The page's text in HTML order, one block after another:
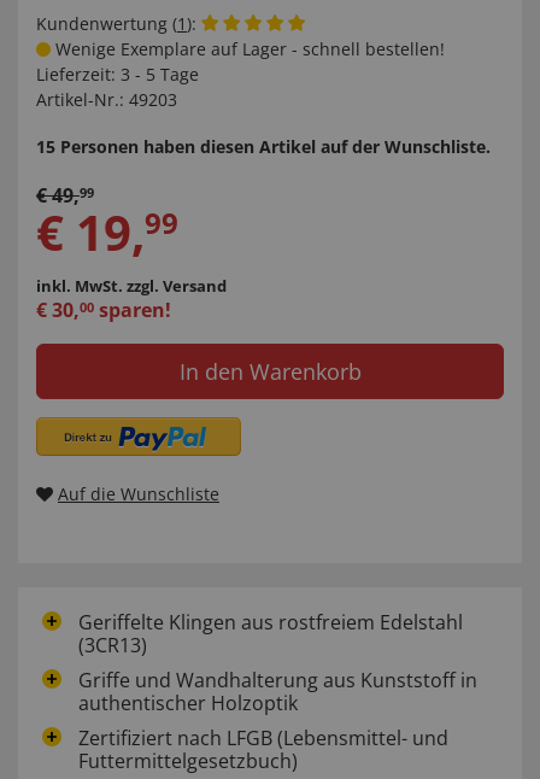
Kundenwertung (1):
Wenige Exemplare auf Lager - schnell bestellen!
Lieferzeit: 3 - 5 Tage
Artikel-Nr.: 49203
15 Personen haben diesen Artikel auf der Wunschliste.
€49,99
€ 19,99
inkl. MwSt. zzgl. Versand
€30,00 sparen!
In den Warenkorb
Auf die Wunschliste
Geriffelte Klingen aus rostfreiem Edelstahl
(3CR13)
Griffe und Wandhalterung aus Kunststoff in
authentischer Holzoptik
Zertifiziert nach LFGB (Lebensmittel- und
Futtermittelgesetzbuch)